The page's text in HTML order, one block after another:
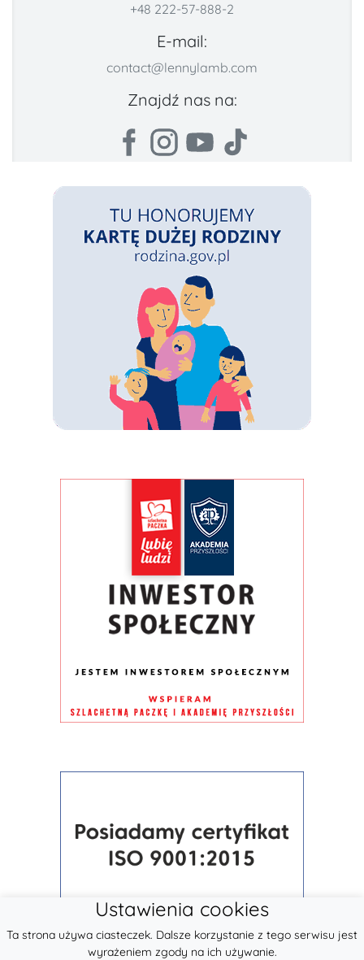
+48 222-57-888-2
E-mail:
contact@lennylamb.com
Znajdź nas na:
Ustawienia cookies
Ta strona używa ciasteczek. Dalsze korzystanie z tego serwisu jest
wyrażeniem zgody na ich używanie.